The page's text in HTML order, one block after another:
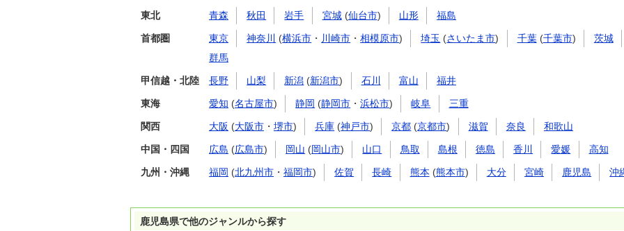
東北 青森 秋田 岩手 宮城(仙台市) 山形 福島
首都圏 東京 神奈川 (横浜市 ・ 川崎市 ・相模原市) 埼玉 (さいたま市) 千葉(千葉市) 茨城
群馬
甲信越・北陸 長野 山梨 新潟 (新潟市) 石川 富山 福井
東海 愛知 (名古屋市) 静岡 (静岡市 ・浜松市) 岐阜 三重
関西 大阪 (大阪市 ・ 堺市) 兵庫 (神戸市) 京都 (京都市) 滋賀 奈良 和歌山
中国・四国 広島 (広島市) 岡山 (岡山市) 山口 鳥取 島根 徳島 香川 愛媛 高知
九州・沖縄 福岡 (北九州市 ・ 福岡市) 佐賀 長崎 熊本 (熊本市) 大分 宮崎 鹿児島 沖
鹿児島県で他のジャンルから探す